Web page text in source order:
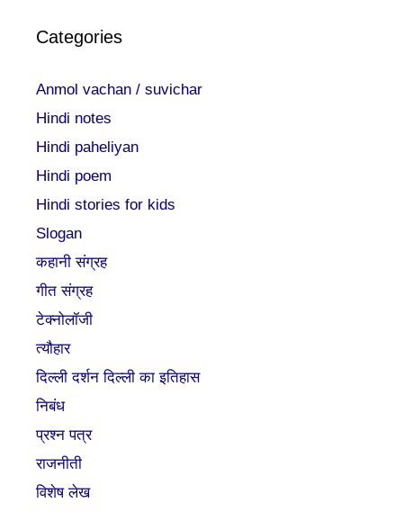
Categories
Anmol vachan / suvichar
Hindi notes
Hindi paheliyan
Hindi poem
Hindi stories for kids
Slogan
कहानी संग्रह
गीत संग्रह
टेक्नोलॉजी
त्यौहार
दिल्ली दर्शन दिल्ली का इतिहास
निबंध
प्रश्न पत्र
राजनीती
विशेष लेख